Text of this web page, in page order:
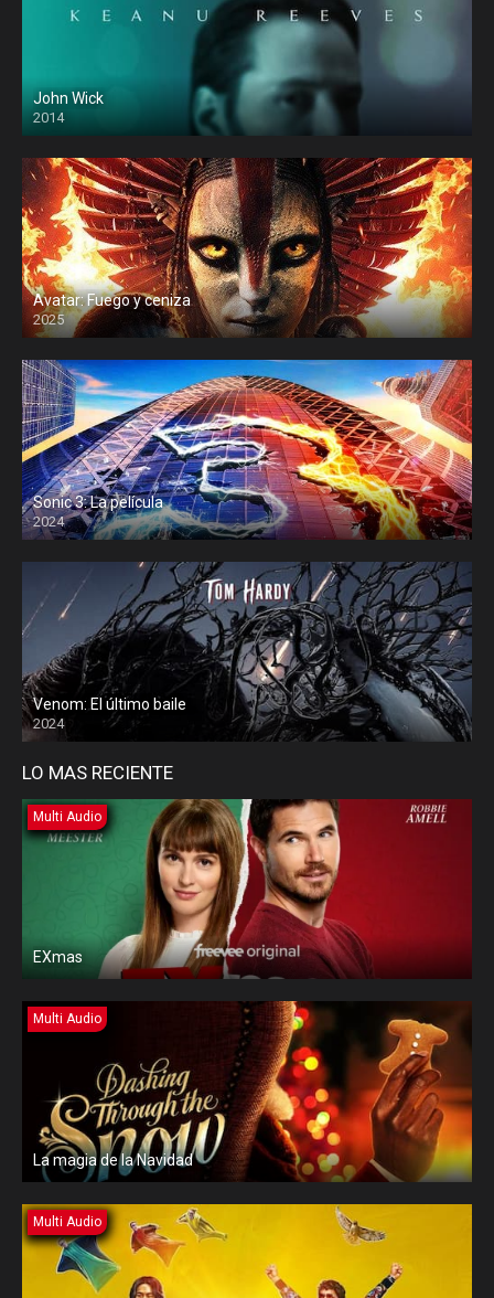
John Wick
2014
Avatar: Fuego y ceniza
2025
Sonic 3: La película
2024
Venom: El último baile
2024
LO MAS RECIENTE
Multi Audio
EXmas
Multi Audio
La magia de la Navidad
Multi Audio